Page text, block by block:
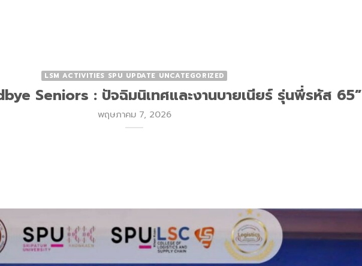
LSM ACTIVITIES SPU UPDATE UNCATEGORIZED
Seniors : ปัจฉิมนิเทศและงานบายเนียร์ รุ่นพี่รหัส 65”
พฤษภาคม 7, 2026